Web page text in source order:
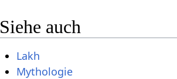
Siehe auch
Lakh
Mythologie